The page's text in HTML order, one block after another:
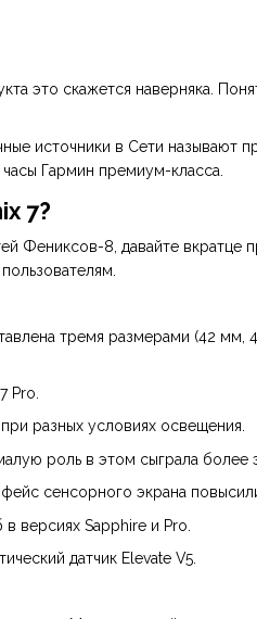
это скажется наверняка.
источники в Сети называют
Гармин премиум-класса.
7?
Фениксов-8, давайте вкратце
тремя размерами (42 мм,
Pro.
разных условиях освещения.
роль в этом сыграла более
сенсорного экрана
в версиях Sapphire и Pro.
датчик Elevate V5.